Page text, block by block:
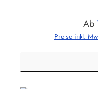
GmbHHeglitzer Str.
Ab
Preise inkl.